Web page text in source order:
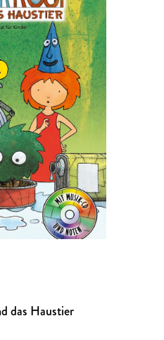
das Haustier